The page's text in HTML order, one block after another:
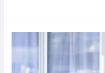
intolerance